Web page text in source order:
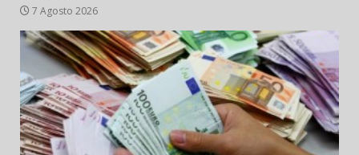
7 Agosto 2026